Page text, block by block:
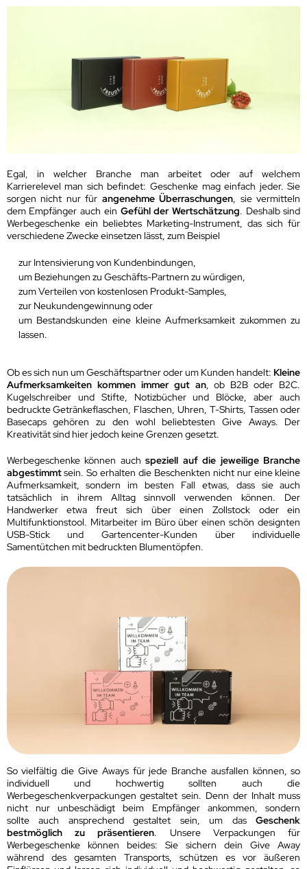
Egal, in welcher Branche man arbeitet oder auf welchem
Karrierelevel man sich befindet: Geschenke mag einfach jeder. Sie
sorgen nicht nur für angenehme Überraschungen, sie vermitteln
dem Empfänger auch ein Gefühl der Wertschätzung. Deshalb sind
Werbegeschenke ein beliebtes Marketing-Instrument, das sich für
verschiedene Zwecke einsetzen lässt, zum Beispiel
zur Intensivierung von Kundenbindungen,
um Beziehungen zu Geschäfts-Partnern zu würdigen,
zum Verteilen von kostenlosen Produkt-Samples,
zur Neukundengewinnung oder
um Bestandskunden eine kleine Aufmerksamkeit zukommen zu
lassen.
Ob es sich nun um Geschäftspartner oder um Kunden handelt: Kleine
Aufmerksamkeiten kommen immer gut an, ob B2B oder B2C.
Kugelschreiber und Stifte, Notizbücher und Blöcke, aber auch
bedruckte Getränkeflaschen, Flaschen, Uhren, T-Shirts, Tassen oder
Basecaps gehören zu den wohl beliebtesten Give Aways. Der
Kreativität sind hier jedoch keine Grenzen gesetzt.
Werbegeschenke können auchspeziell auf die jeweilige Branche
abgestimmtsein. So erhalten die Beschenkten nicht nur eine kleine
Aufmerksamkeit, sondern im besten Fall etwas, dass sie auch
tatsächlich in ihrem Alltag sinnvoll verwenden können. Der
Handwerker etwa freut sich über einen Zollstock oder ein
Multifunktionstool. Mitarbeiter im Büro über einen schön designten
USB-Stick und Gartencenter-Kunden über individuelle
Samentütchen mit bedruckten Blumentöpfen.
So vielfältig die Give Aways für jede Branche ausfallen können, so
individuell und hochwertig sollten auch die
Werbegeschenkverpackungen gestaltet sein. Denn der Inhalt muss
nicht nur unbeschädigt beim Empfänger ankommen, sondern
sollte auch ansprechend gestaltet sein, um dasGeschenk
bestmöglich zu präsentieren. Unsere Verpackungen für
Werbegeschenke können beides: Sie sichern dein Give Away
während des gesamten Transports, schützen es vor äußeren